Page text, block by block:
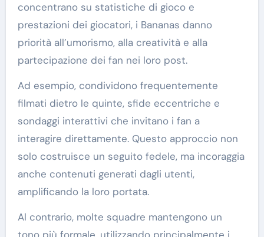
concentrano su statistiche di gioco e
prestazioni dei giocatori, i Bananas danno
priorità all’umorismo, alla creatività e alla
partecipazione dei fan nei loro post.
Ad esempio, condividono frequentemente
filmati dietro le quinte, sfide eccentriche e
sondaggi interattivi che invitano i fan a
interagire direttamente. Questo approccio non
solo costruisce un seguito fedele, ma incoraggia
anche contenuti generati dagli utenti,
amplificando la loro portata.
Al contrario, molte squadre mantengono un